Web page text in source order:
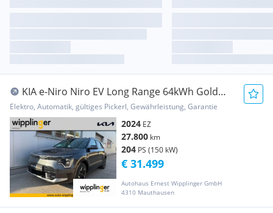
KIA e-Niro Niro EV Long Range 64kWh Gold
Aut.
Elektro, Automatik, gültiges Pickerl, Gewährleistung, Garantie
2024 EZ
27.800 km
204 PS (150 kW)
Autohaus Ernest Wipplinger GmbH
4310 Mauthausen
€ 31.499